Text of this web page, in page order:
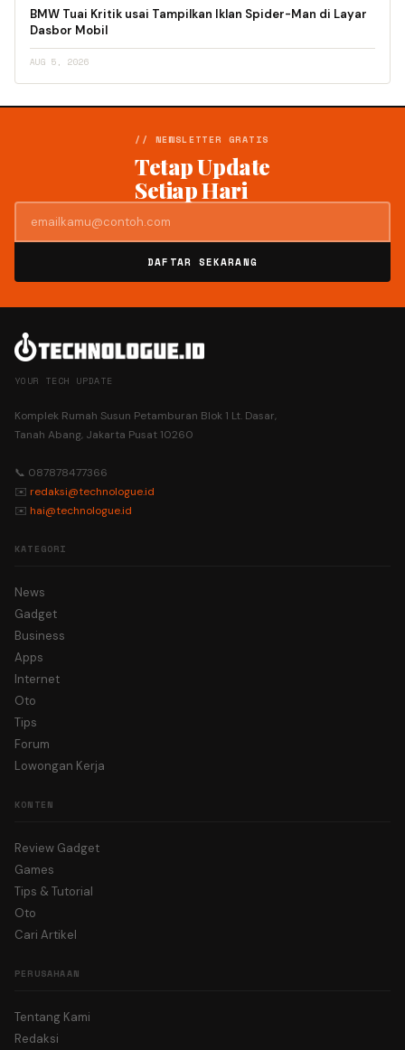
BMW Tuai Kritik usai Tampilkan Iklan Spider-Man di Layar
Dasbor Mobil
AUG 5, 2026
// NEWSLETTER GRATIS
Tetap Update
Setiap Hari
DAFTAR SEKARANG
YOUR TECH UPDATE
Komplek Rumah Susun Petamburan Blok 1 Lt. Dasar,
Tanah Abang, Jakarta Pusat 10260
📞 087878477366
✉️ redaksi@technologue.id
✉️ hai@technologue.id
KATEGORI
News
Gadget
Business
Apps
Internet
Oto
Tips
Forum
Lowongan Kerja
KONTEN
Review Gadget
Games
Tips & Tutorial
Oto
Cari Artikel
PERUSAHAAN
Tentang Kami
Redaksi